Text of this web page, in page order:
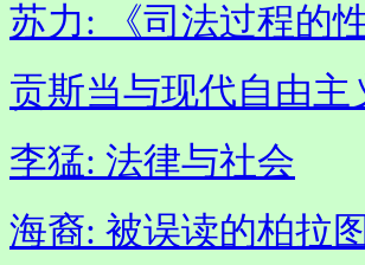
苏力: 《司法过程的
贡斯当与现代自由主
李猛: 法律与社会
海裔: 被误读的柏拉